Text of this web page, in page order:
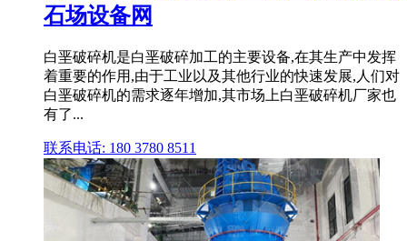
石场设备网
白垩破碎机是白垩破碎加工的主要设备,在其生产中发挥
着重要的作用,由于工业以及其他行业的快速发展,人们对
白垩破碎机的需求逐年增加,其市场上白垩破碎机厂家也
有了...
联系电话: 180 3780 8511